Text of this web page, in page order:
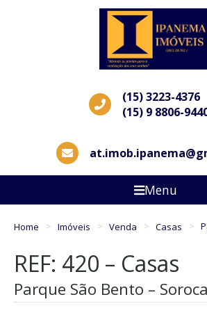
(15) 3223-4376
(15) 9 8806-
Menu
Home Imóveis Venda Casas
REF: 420 – Casas
Parque São Bento –